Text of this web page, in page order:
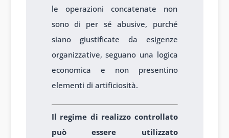
le operazioni concatenate non
sono di per sé abusive, purché
siano giustificate da esigenze
organizzative, seguano una logica
economica e non presentino
elementi di artificiosità.
Il regime di realizzo controllato
può essere utilizzato